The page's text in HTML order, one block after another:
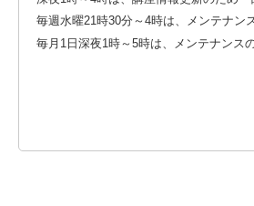
毎週水曜21時30分～4時は、メンテナン
毎月1日深夜1時～5時は、メンテナンス